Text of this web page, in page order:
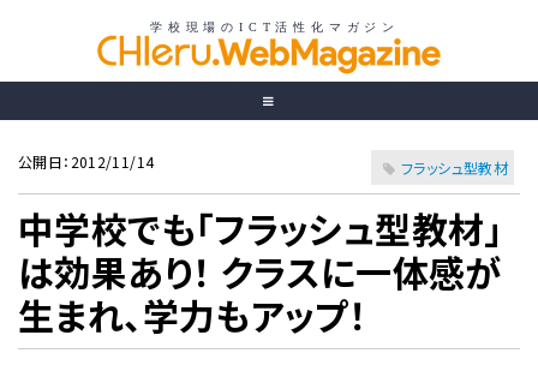
公開日：2012/11/14 フラッシュ型教材
中学校でも「フラッシュ型教材」
は効果あり！ クラスに一体感が
生まれ、学力もアップ！